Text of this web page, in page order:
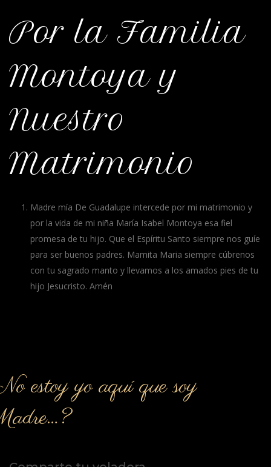
Por la Familia
Montoya y
Nuestro
Matrimonio
Madre mía De Guadalupe intercede por mi matrimonio y
por la vida de mi niña María Isabel Montoya esa fiel
promesa de tu hijo. Que el Espíritu Santo siempre nos guíe
para ser buenos padres. Mamita Maria siempre cúbrenos
con tu sagrado manto y llevamos a los amados pies de tu
hijo Jesucristo. Amén
estoy yo aquí que soy